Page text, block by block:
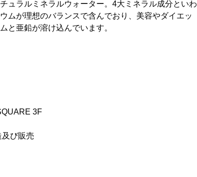
ュラルミネラルウォーター。4大ミネラル成分といわ
ムが理想のバランスで含んでおり、美容やダイエッ
と亜鉛が溶け込んでいます。
3F
び販売